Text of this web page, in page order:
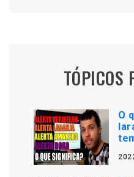
TÓPICOS
O